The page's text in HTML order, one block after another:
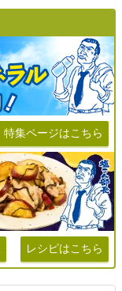
特集ページはこちら
レシピはこちら